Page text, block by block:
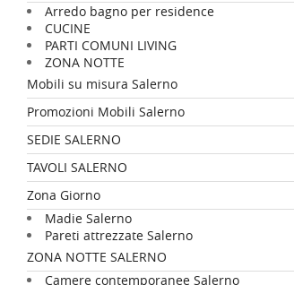
Arredo bagno per residence
CUCINE
PARTI COMUNI LIVING
ZONA NOTTE
Mobili su misura Salerno
Promozioni Mobili Salerno
SEDIE SALERNO
TAVOLI SALERNO
Zona Giorno
Madie Salerno
Pareti attrezzate Salerno
ZONA NOTTE SALERNO
Camere contemporanee Salerno